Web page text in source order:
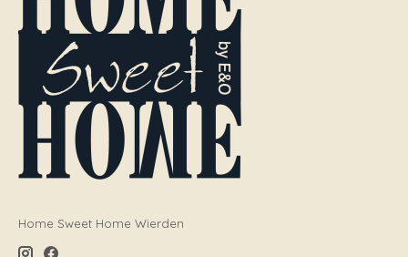
Home Sweet Home Wierden